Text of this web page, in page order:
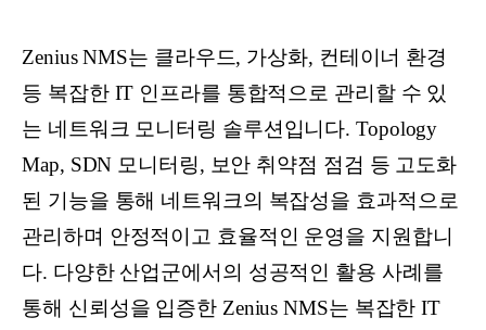
Zenius NMS는 클라우드, 가상화, 컨테이너 환경
등 복잡한 IT 인프라를 통합적으로 관리할 수 있
는 네트워크 모니터링 솔루션입니다. Topology
Map, SDN 모니터링, 보안 취약점 점검 등 고도화
된 기능을 통해 네트워크의 복잡성을 효과적으로
관리하며 안정적이고 효율적인 운영을 지원합니
다. 다양한 산업군에서의 성공적인 활용 사례를
통해 신뢰성을 입증한 Zenius NMS는 복잡한 IT